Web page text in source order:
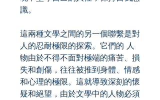
識。
這兩種文學之間的另一個聯繫是對
人的忍耐極限的探索。它們的 人
物由於不得不面對極端的痛苦、損
失和創傷，往往被推到身體、情感
和心理的極限。這就導致深刻的懷
疑和絕望，由於文學中的人物必須